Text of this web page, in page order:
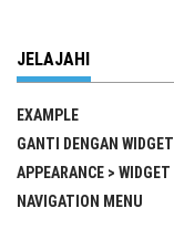
JELAJAHI
EXAMPLE
GANTI DENGAN WIDGET
APPEARANCE > WIDGET
NAVIGATION MENU